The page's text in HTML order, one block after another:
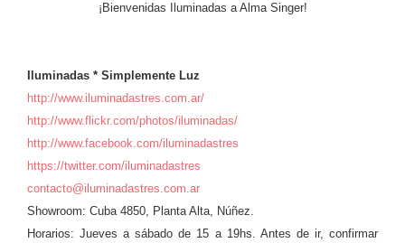
¡Bienvenidas Iluminadas a Alma Singer!
Iluminadas * Simplemente Luz
http://www.iluminadastres.com.ar/
http://www.flickr.com/photos/iluminadas/
http://www.facebook.com/iluminadastres
https://twitter.com/iluminadastres
contacto@iluminadastres.com.ar
Showroom: Cuba 4850, Planta Alta, Núñez.
Horarios: Jueves a sábado de 15 a 19hs. Antes de ir, confirmar